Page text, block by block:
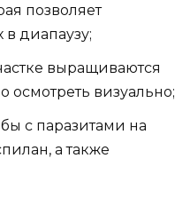
позволяет
диапаузу;
выращиваются
осмотреть визуально;
с паразитами на
а также